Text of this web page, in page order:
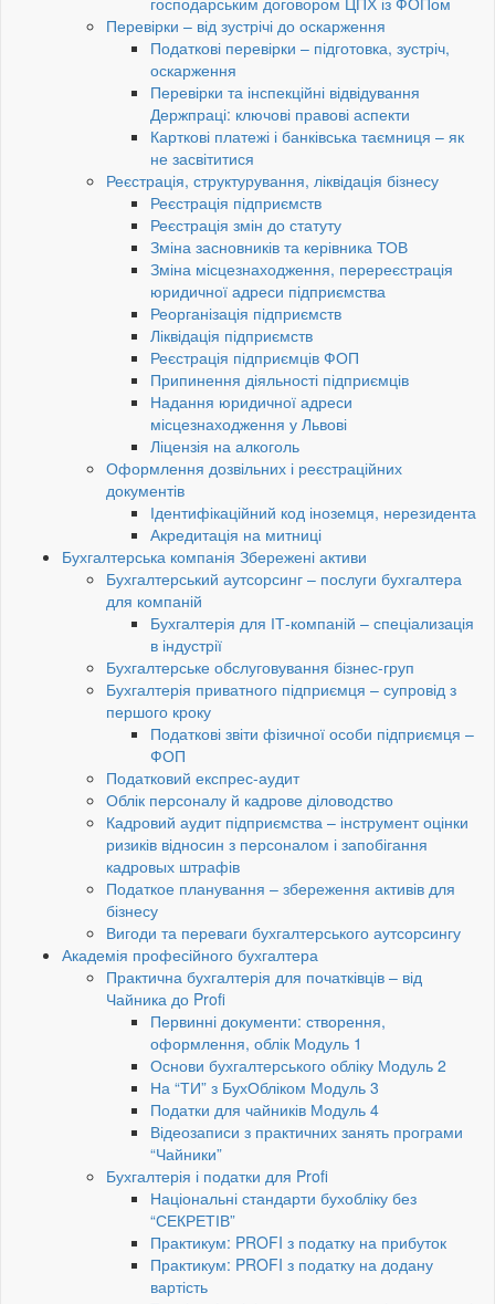
Перевірки – від зустрічі до оскарження
Податкові перевірки – підготовка, зустріч,
оскарження
Перевірки та інспекційні відвідування
Держпраці: ключові правові аспекти
Карткові платежі і банківська таємниця – як
не засвітитися
Реєстрація, структурування, ліквідація бізнесу
Реєстрація підприємств
Реєстрація змін до статуту
Зміна засновників та керівника ТОВ
Зміна місцезнаходження, перереєстрація
юридичної адреси підприємства
Реорганізація підприємств
Ліквідація підприємств
Реєстрація підприємців ФОП
Припинення діяльності підприємців
Надання юридичної адреси
місцезнаходження у Львові
Ліцензія на алкоголь
Оформлення дозвільних і реєстраційних
документів
Ідентифікаційний код іноземця, нерезидента
Акредитація на митниці
Бухгалтерська компанія Збережені активи
Бухгалтерський аутсорсинг – послуги бухгалтера
для компаній
Бухгалтерія для ІТ-компаній – спеціализація
в індустрії
Бухгалтерське обслуговування бізнес-груп
Бухгалтерія приватного підприємця – супровід з
першого кроку
Податкові звіти фізичної особи підприємця –
ФОП
Податковий експрес-аудит
Облік персоналу й кадрове діловодство
Кадровий аудит підприємства – інструмент оцінки
ризиків відносин з персоналом і запобігання
кадровых штрафів
Податкое планування – збереження активів для
бізнесу
Вигоди та переваги бухгалтерського аутсорсингу
Академія професійного бухгалтера
Практична бухгалтерія для початківців – від
Чайника до Profi
Первинні документи: створення,
оформлення, облік Модуль 1
Основи бухгалтерського обліку Модуль 2
На “ТИ” з БухОбліком Модуль 3
Податки для чайників Модуль 4
Відеозаписи з практичних занять програми
“Чайники”
Бухгалтерія і податки для Profi
Національні стандарти бухобліку без
“СЕКРЕТІВ”
Практикум: PROFI з податку на прибуток
Практикум: PROFI з податку на додану
вартість